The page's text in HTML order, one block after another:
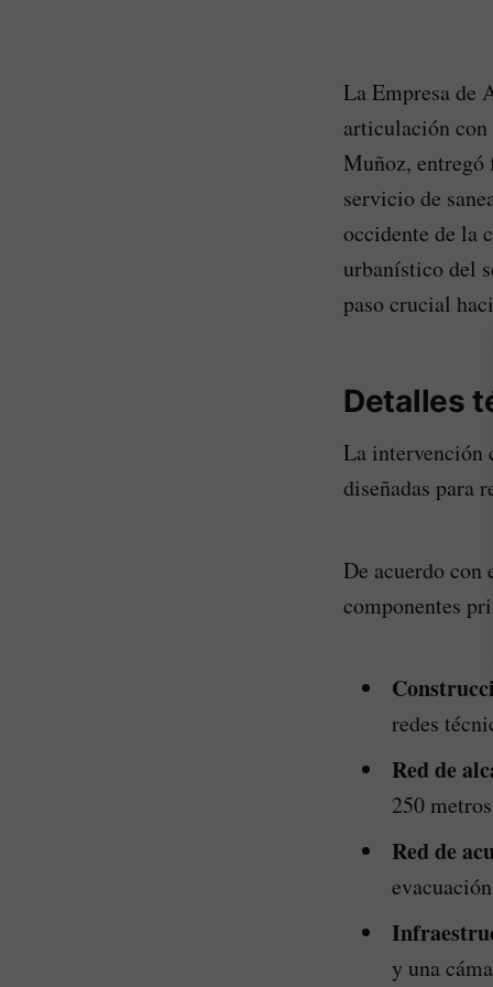
La Empresa de
articulación
Muñoz, entregó
servicio de
occidente de la
urbanístico del
paso crucial
Detalles
La intervención
diseñadas para
De acuerdo
componentes
redes
Red de
250
Red de
y una